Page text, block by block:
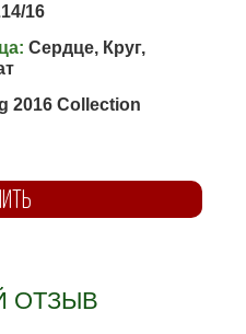
16
Сердце, Круг,
2016 Collection
ОТЗЫВ